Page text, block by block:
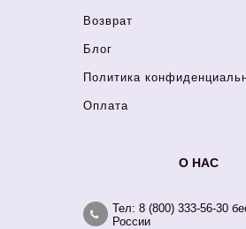
Возврат
Блог
Политика
Оплата
О НАС
Тел: 8 (800) 333-56-30
России